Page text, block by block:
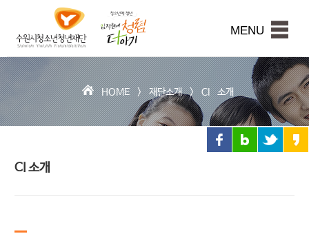
본문내용 바로가기
시
청
소
년
청
년
재
단
MENU
HOME >재단소개>CI 소개
CI 소개